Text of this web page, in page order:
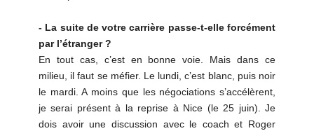
- La suite de votre carrière passe-t-elle forcément
par l’étranger ?
En tout cas, c’est en bonne voie. Mais dans ce
milieu, il faut se méfier. Le lundi, c’est blanc, puis noir
le mardi. A moins que les négociations s’accélèrent,
je serai présent à la reprise à Nice (le 25 juin). Je
dois avoir une discussion avec le coach et Roger